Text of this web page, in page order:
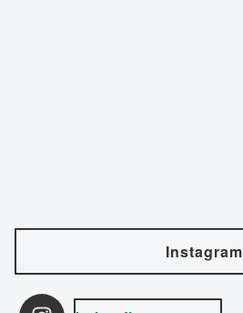
Instagram